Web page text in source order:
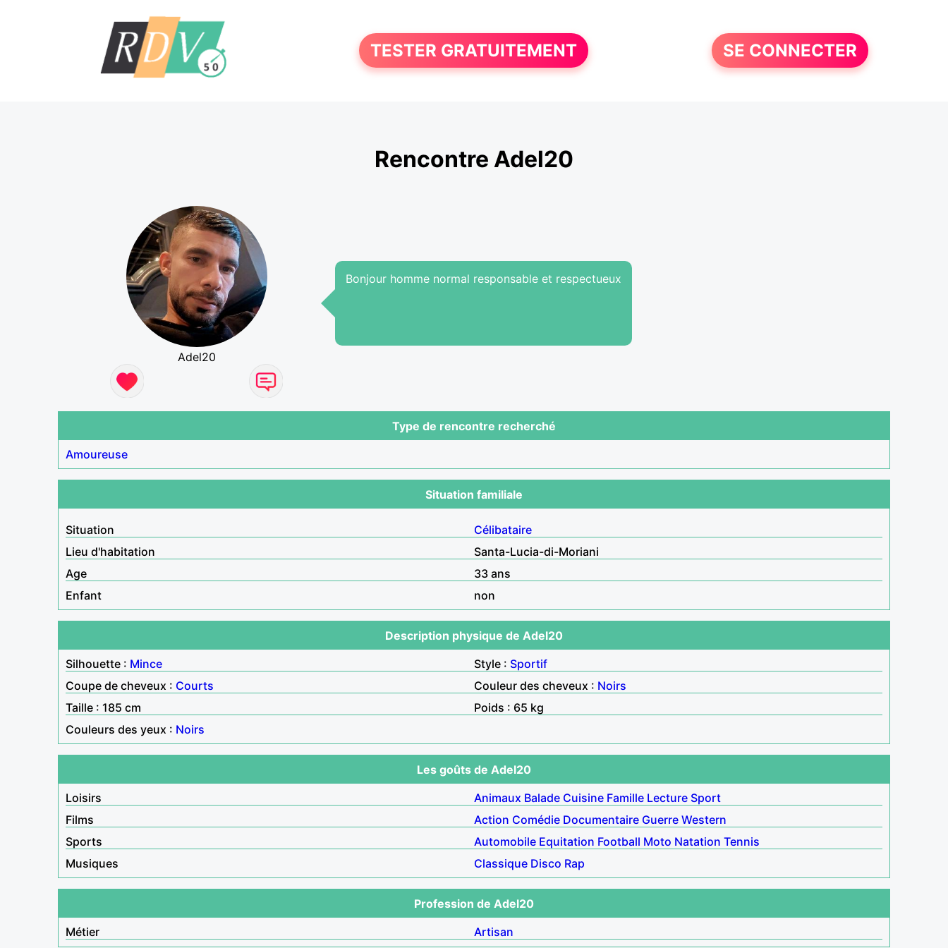
TESTER GRATUITEMENT SE CONNECTER
Rencontre Adel20
Adel20
Bonjour homme normal responsable et respectueux
Type de rencontre recherché
Amoureuse
Situation familiale
Situation
Célibataire
Lieu d'habitation
Santa-Lucia-di-Moriani
Age
33 ans
Enfant
non
Description physique de Adel20
Silhouette : Mince Style : Sportif
Coupe de cheveux : Courts Couleur des cheveux : Noirs
Taille : 185 cm
Poids : 65 kg
Couleurs des yeux : Noirs
Les goûts de Adel20
Loisirs
Animaux Balade Cuisine Famille Lecture Sport
Films
Action Comédie Documentaire Guerre Western
Sports
Automobile Equitation Football Moto Natation Tennis
Musiques
Classique Disco Rap
Profession de Adel20
Métier
Artisan